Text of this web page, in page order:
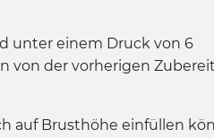
unter einem Druck von 6
von der vorherigen
auf Brusthöhe einfüllen